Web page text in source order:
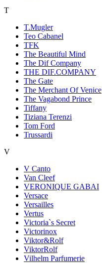
T
T.Mugler
Teo Cabanel
TFK
The Beautiful Mind
The Dif Company
THE DIF.COMPANY
The Gate
The Merchant Of Venice
The Vagabond Prince
Tiffany
Tiziana Terenzi
Tom Ford
Trussardi
V
V Canto
Van Cleef
VERONIQUE GABAI
Versace
Versailles
Vertus
Victoria`s Secret
Victorinox
Viktor&Rolf
ViktorRolf
Vilhelm Parfumerie